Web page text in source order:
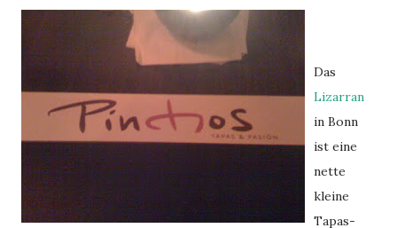
Das
Lizarran
in Bonn
ist eine
nette
kleine
Tapas-